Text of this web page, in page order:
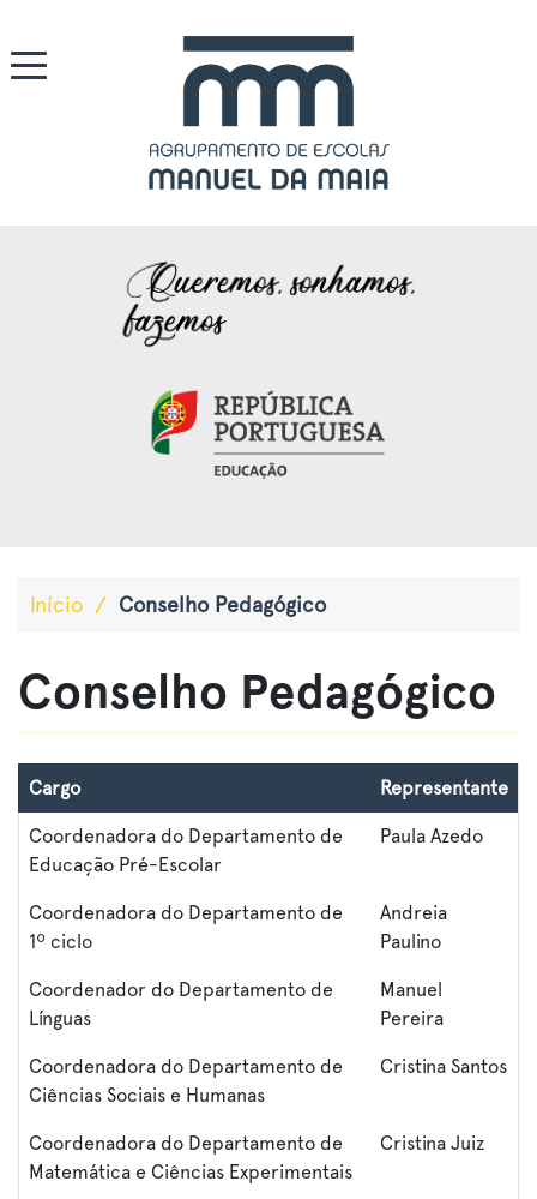
Início / Conselho Pedagógico
Conselho Pedagógico
Cargo Representante
Coordenadora do Departamento de
Educação Pré-Escolar
Paula Azedo
Coordenadora do Departamento de
1º ciclo
Andreia
Paulino
Coordenador do Departamento de
Línguas
Manuel
Pereira
Coordenadora do Departamento de
Ciências Sociais e Humanas
Cristina Santos
Coordenadora do Departamento de
Matemática e Ciências Experimentais
Cristina Juiz